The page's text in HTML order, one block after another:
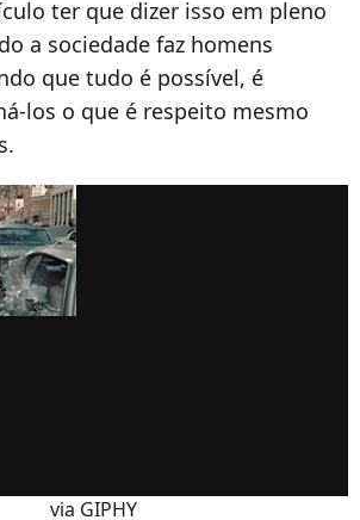
ter que dizer isso em pleno
a sociedade faz homens
que tudo é possível, é
los o que é respeito mesmo
via GIPHY